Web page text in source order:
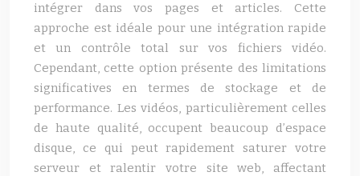
intégrer dans vos pages et articles. Cette
approche est idéale pour une intégration rapide
et un contrôle total sur vos fichiers vidéo.
Cependant, cette option présente des limitations
significatives en termes de stockage et de
performance. Les vidéos, particulièrement celles
de haute qualité, occupent beaucoup d’espace
disque, ce qui peut rapidement saturer votre
serveur et ralentir votre site web, affectant